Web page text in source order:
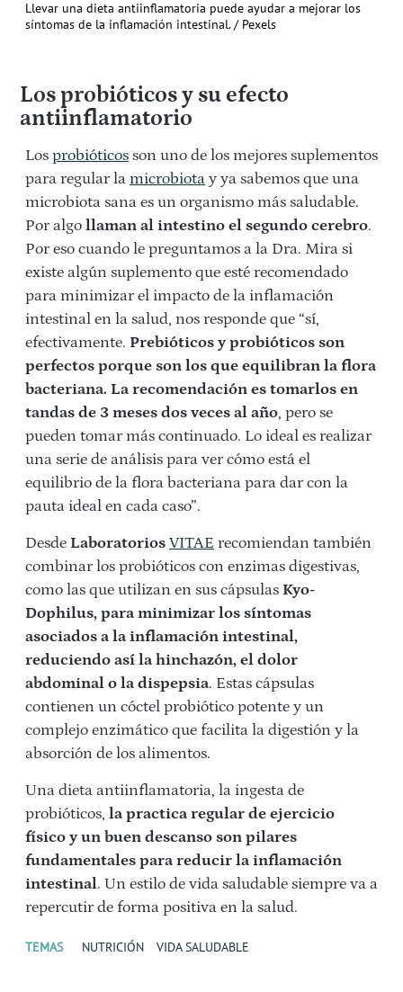
Llevar una dieta antiinflamatoria puede ayudar a mejorar los
síntomas de la inflamación intestinal. / Pexels
Los probióticos y su efecto
antiinflamatorio
Los probióticos son uno de los mejores suplementos
para regular la microbiota y ya sabemos que una
microbiota sana es un organismo más saludable.
Por algo llaman al intestino el segundo cerebro.
Por eso cuando le preguntamos a la Dra. Mira si
existe algún suplemento que esté recomendado
para minimizar el impacto de la inflamación
intestinal en la salud, nos responde que “sí,
efectivamente. Prebióticos y probióticos son
perfectos porque son los que equilibran la flora
bacteriana. La recomendación es tomarlos en
tandas de 3 meses dos veces al año, pero se
pueden tomar más continuado. Lo ideal es realizar
una serie de análisis para ver cómo está el
equilibrio de la flora bacteriana para dar con la
pauta ideal en cada caso”.
Desde Laboratorios VITAE recomiendan también
combinar los probióticos con enzimas digestivas,
como las que utilizan en sus cápsulas Kyo-
Dophilus, para minimizar los síntomas
asociados a la inflamación intestinal,
reduciendo así la hinchazón, el dolor
abdominal o la dispepsia. Estas cápsulas
contienen un cóctel probiótico potente y un
complejo enzimático que facilita la digestión y la
absorción de los alimentos.
Una dieta antiinflamatoria, la ingesta de
probióticos, la practica regular de ejercicio
físico y un buen descanso son pilares
fundamentales para reducir la inflamación
intestinal. Un estilo de vida saludable siempre va a
repercutir de forma positiva en la salud.
TEMAS NUTRICIÓN VIDA SALUDABLE